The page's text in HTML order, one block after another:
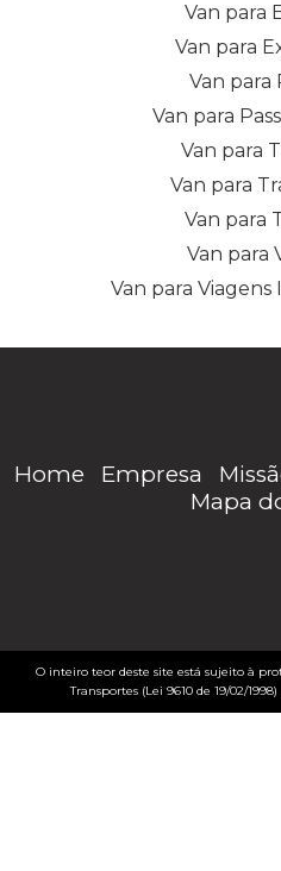
Van para
Van para
Van para
Van para
Van para
Van para
Van para
Van para
Van para
Home Empresa
Mapa
O inteiro teor deste site está sujeito à
Transportes (Lei 9610 de 19/02/1998)